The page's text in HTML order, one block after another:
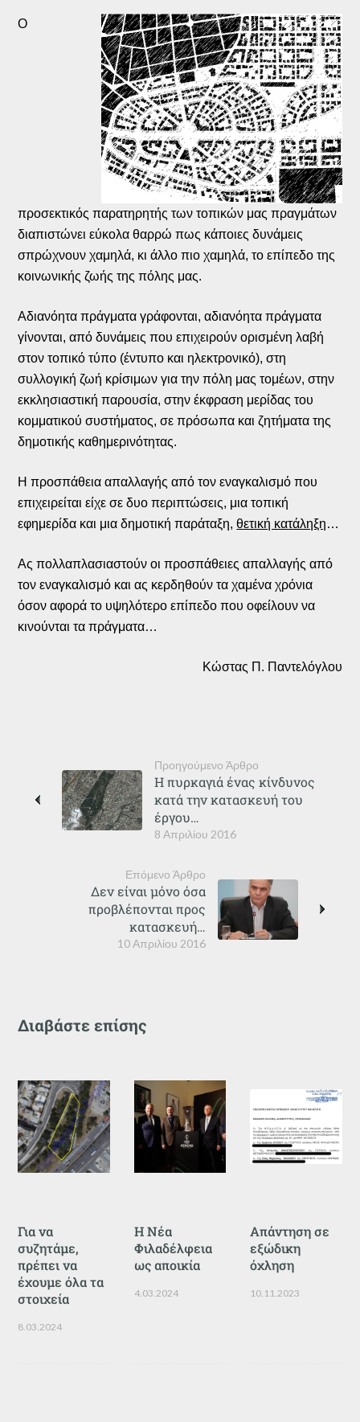
Ο
προσεκτικός παρατηρητής των τοπικών μας πραγμάτων
διαπιστώνει εύκολα θαρρώ πως κάποιες δυνάμεις
σπρώχνουν χαμηλά, κι άλλο πιο χαμηλά, το επίπεδο της
κοινωνικής ζωής της πόλης μας.
Αδιανόητα πράγματα γράφονται, αδιανόητα πράγματα
γίνονται, από δυνάμεις που επιχειρούν ορισμένη λαβή
στον τοπικό τύπο (έντυπο και ηλεκτρονικό), στη
συλλογική ζωή κρίσιμων για την πόλη μας τομέων, στην
εκκλησιαστική παρουσία, στην έκφραση μερίδας του
κομματικού συστήματος, σε πρόσωπα και ζητήματα της
δημοτικής καθημερινότητας.
Η προσπάθεια απαλλαγής από τον εναγκαλισμό που
επιχειρείται είχε σε δυο περιπτώσεις, μια τοπική
εφημερίδα και μια δημοτική παράταξη,θετική κατάληξη…
Ας πολλαπλασιαστούν οι προσπάθειες απαλλαγής από
τον εναγκαλισμό και ας κερδηθούν τα χαμένα χρόνια
όσον αφορά το υψηλότερο επίπεδο που οφείλουν να
κινούνται τα πράγματα…
Κώστας Π. Παντελόγλου
Προηγούμενο Άρθρο
8 Απριλίου 2016
Η πυρκαγιά ένας κίνδυνος
κατά την κατασκευή του
έργου…
Επόμενο Άρθρο
10 Απριλίου 2016
Δεν είναι μόνο όσα
προβλέπονται προς
κατασκευή…
Διαβάστε επίσης
Για να
συζητάμε,
πρέπει να
έχουμε όλα τα
στοιχεία
8.03.2024
Η Νέα
Φιλαδέλφεια
ως αποικία
4.03.2024
Απάντηση σε
εξώδικη
όχληση
10.11.2023